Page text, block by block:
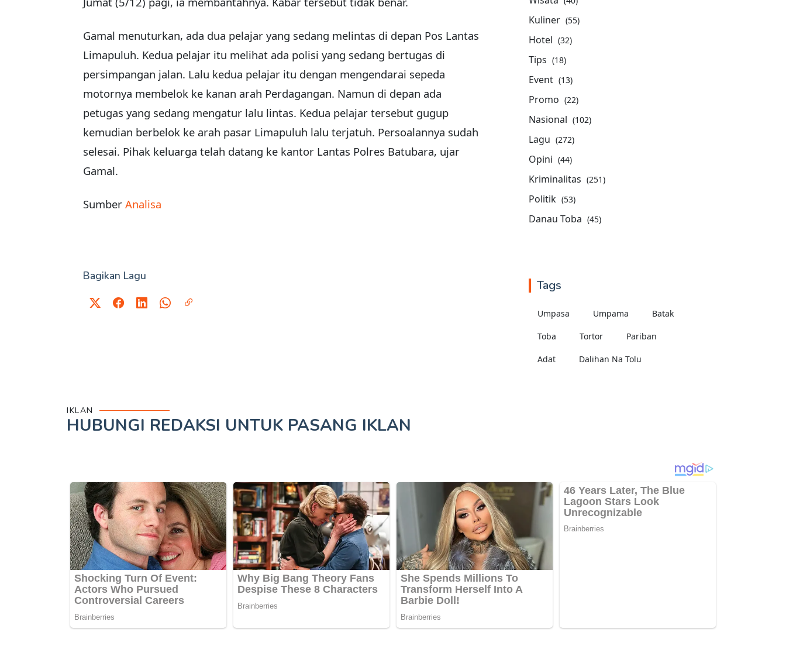
Gamal menuturkan, ada dua pelajar yang sedang melintas di depan Pos Lantas
Limapuluh. Kedua pelajar itu melihat ada polisi yang sedang bertugas di
persimpangan jalan. Lalu kedua pelajar itu dengan mengendarai sepeda
motornya membelok ke kanan arah Perdagangan. Namun di depan ada
petugas yang sedang mengatur lalu lintas. Kedua pelajar tersebut gugup
kemudian berbelok ke arah pasar Limapuluh lalu terjatuh. Persoalannya sudah
selesai. Pihak keluarga telah datang ke kantor Lantas Polres Batubara, ujar
Gamal.
Sumber Analisa
Bagikan Lagu
Kuliner (55)
Hotel (32)
Tips (18)
Event (13)
Promo (22)
Nasional (102)
Lagu (272)
Opini (44)
Kriminalitas (251)
Politik (53)
Danau Toba (45)
Tags
Umpasa Umpama Batak
Toba Tortor Pariban
Adat Dalihan Na Tolu
IKLAN
HUBUNGI REDAKSI UNTUK PASANG IKLAN